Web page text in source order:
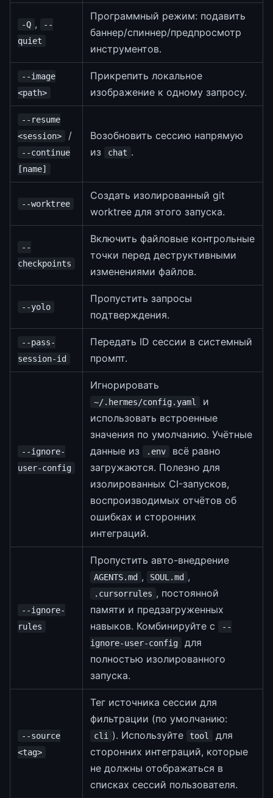
-Q ,
--
quiet
Программный режим: подавить
баннер/спиннер/предпросмотр
инструментов.
--image
<path>
Прикрепить локальное
изображение к одному запросу.
--resume
<session>
/
--continue
[name]
Возобновить сессию напрямую
из
chat .
--worktree
Создать изолированный git
worktree для этого запуска.
--
checkpoints
Включить файловые контрольные
точки перед деструктивными
изменениями файлов.
--yolo
Пропустить запросы
подтверждения.
--pass-
session-id
Передать ID сессии в системный
промпт.
--ignore-
user-config
Игнорировать
~/.hermes/config.yaml
и
использовать встроенные
значения по умолчанию. Учётные
данные из
.env
всё равно
загружаются. Полезно для
изолированных CI-запусков,
воспроизводимых отчётов об
ошибках и сторонних
интеграций.
--ignore-
rules
Пропустить авто-внедрение
AGENTS.md , SOUL.md ,
.cursorrules , постоянной
памяти и предзагруженных
навыков. Комбинируйте с
--
ignore-user-config
для
полностью изолированного
запуска.
--source
<tag>
Тег источника сессии для
фильтрации (по умолчанию:
cli ). Используйте tool
для
сторонних интеграций, которые
не должны отображаться в
списках сессий пользователя.